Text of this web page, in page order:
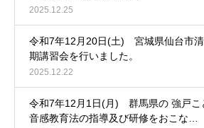
2025.12.25
令和7年12月20日(土) 宮城県仙台市
期講習会を行いました。
2025.12.22
令和7年12月1日(月) 群馬県の 強戸こ
音感教育法の指導及び研修をおこな…